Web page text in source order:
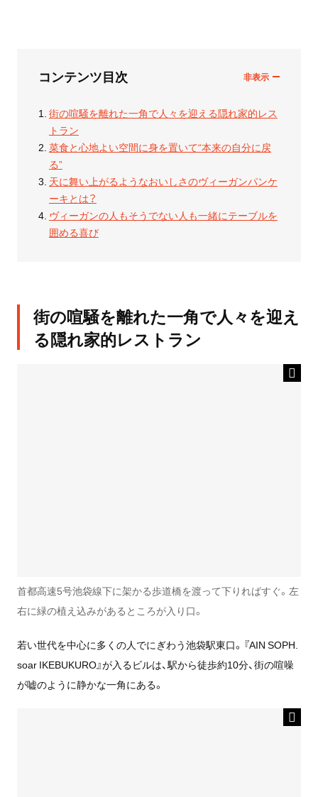
コンテンツ目次
街の喧騒を離れた一角で人々を迎える隠れ家的レス
トラン
菜食と心地よい空間に身を置いて“本来の自分に戻
る”
天に舞い上がるようなおいしさのヴィーガンパンケ
ーキとは？
ヴィーガンの人もそうでない人も一緒にテーブルを
囲める喜び
街の喧騒を離れた一角で人々を迎え
る隠れ家的レストラン
首都高速5号池袋線下に架かる歩道橋を渡って下りればすぐ。左
右に緑の植え込みがあるところが入り口。
若い世代を中心に多くの人でにぎわう池袋駅東口。『AIN SOPH.
soar IKEBUKURO』が入るビルは、駅から徒歩約10分、街の喧噪
が嘘のように静かな一角にある。